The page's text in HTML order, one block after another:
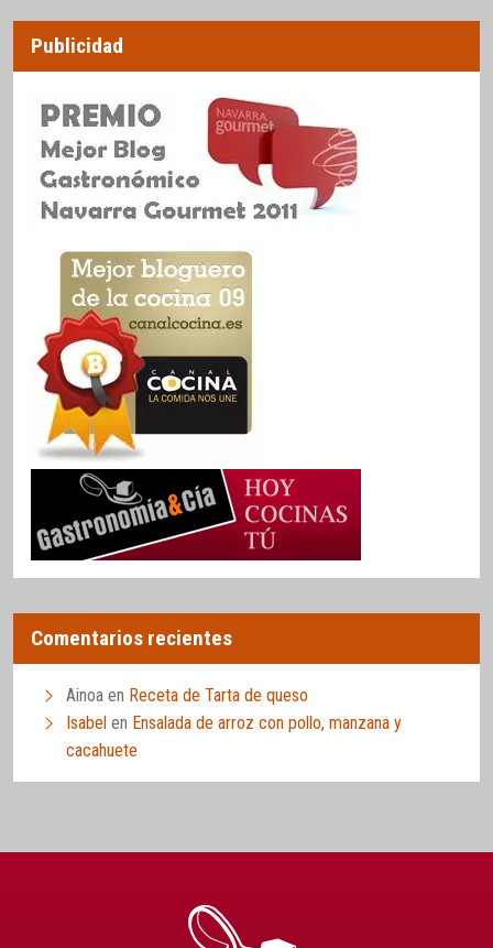
Publicidad
Comentarios recientes
Ainoa en Receta de Tarta de queso
Isabel en Ensalada de arroz con pollo, manzana y
cacahuete